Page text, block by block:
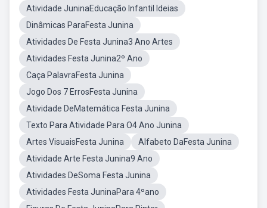
Atividade JuninaEducação Infantil Ideias
Dinâmicas ParaFesta Junina
Atividades De Festa Junina3 Ano Artes
Atividades Festa Junina2º Ano
Caça PalavraFesta Junina
Jogo Dos 7 ErrosFesta Junina
Atividade DeMatemática Festa Junina
Texto Para Atividade Para O4 Ano Junina
Artes VisuaisFesta Junina
Alfabeto DaFesta Junina
Atividade Arte Festa Junina9 Ano
Atividades DeSoma Festa Junina
Atividades Festa JuninaPara 4ºano